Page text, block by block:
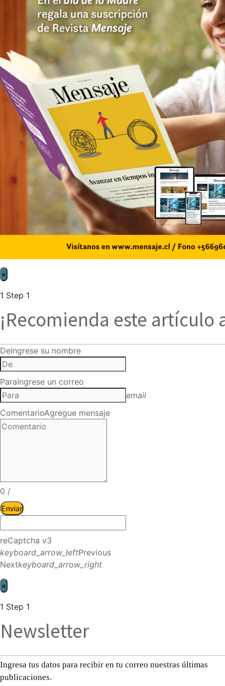
×
1 Step 1
¡Recomienda este artículo
DeIngrese su nombre
ParaIngrese un correo
email
ComentarioAgregue mensaje
0 /
Enviar
reCaptcha v3
keyboard_arrow_leftPrevious
Nextkeyboard_arrow_right
×
1 Step 1
Newsletter
Ingresa tus datos para recibir en tu correo nuestras últimas
publicaciones.